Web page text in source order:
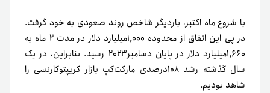
با شروع ماه اکتبر، باردیگر شاخص روند صعودی به خود گرفت.
در پی این اتفاق از محدوده ۱,۰۰۰میلیارد دلار در مدت ۲ ماه به
۱,۶۶۰میلیارد دلار در پایان دسامبر۲۰۲۳ رسید. بنابراین، در یک
سال گذشته رشد ۱۰۸درصدی مارکت‌کپ بازار کریپتوکارنسی را
شاهد بودیم.